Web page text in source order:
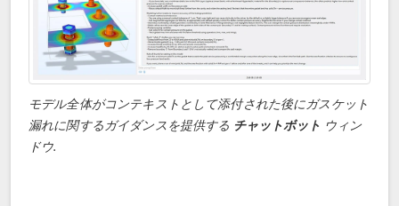
モデル全体がコンテキストとして添付された後にガスケット
漏れに関するガイダンスを提供する チャットボット ウィン
ドウ.